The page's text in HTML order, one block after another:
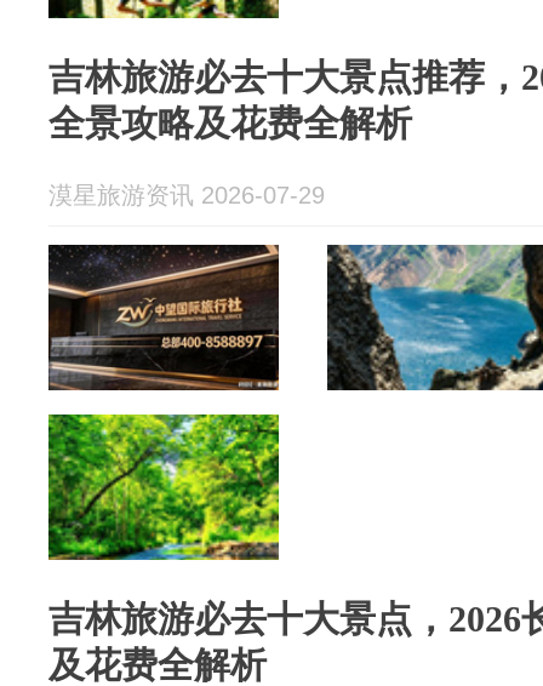
吉林旅游必去十大景点推荐，
全景攻略及花费全解析
漠星旅游资讯 2026-07-29
吉林旅游必去十大景点，2026
及花费全解析